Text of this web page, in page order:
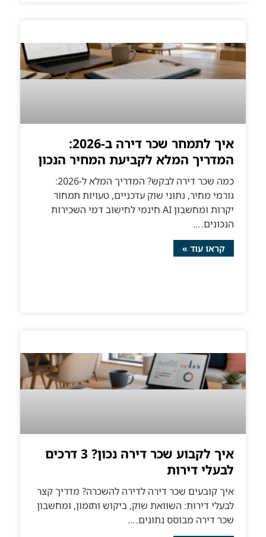
איך לתמחר שכר דירה ב-2026:
המדריך המלא לקביעת המחיר הנכון
כמה שכר דירה לבקש? המדריך המלא ל-2026:
גורמי מחיר, נתוני שוק עדכניים, טעויות תמחור
יקרות ומחשבון AI חינמי לחישוב דמי השכירות
הנכונים.
קראו עוד »
איך לקבוע שכר דירה נכון? 3 דרכים
לבעלי דירות
איך קובעים שכר דירה לדירה להשכרה? מדריך קצר
לבעלי דירות: השוואת שוק, ביקוש ותזמון, ומחשבון
שכר דירה מבוסס נתונים.